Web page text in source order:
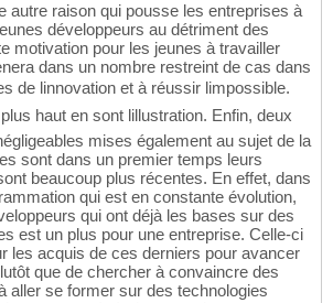
autre raison qui pousse les entreprises à
développeurs au détriment des
motivation pour les jeunes à travailler
dans un nombre restreint de cas dans
de linnovation et à réussir limpossible.
haut en sont lillustration. Enfin, deux
mises également au sujet de la
sont dans un premier temps leurs
beaucoup plus récentes. En effet, dans
qui est en constante évolution,
qui ont déjà les bases sur des
est un plus pour une entreprise. Celle-ci
les acquis de ces derniers pour avancer
que de chercher à convaincre des
aller se former sur des technologies